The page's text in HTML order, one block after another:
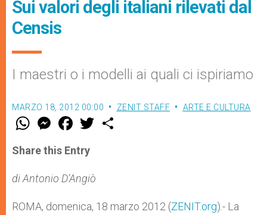
Sui valori degli italiani rilevati dal
Censis
I maestri o i modelli ai quali ci ispiriamo
MARZO 18, 2012 00:00 ZENIT STAFF ARTE E CULTURA
W
t
s
p
p
M
e
s
e
g
e
F
a
e
b
o
k
w
Share this Entry
di Antonio D’Angiò
ROMA, domenica, 18 marzo 2012 (ZENIT.org).- La